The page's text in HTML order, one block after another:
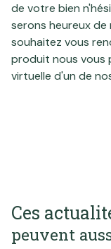
de votre bien
serons heureux
souhaitez vous
produit nous vous
virtuelle d'un de
Ces
peuvent